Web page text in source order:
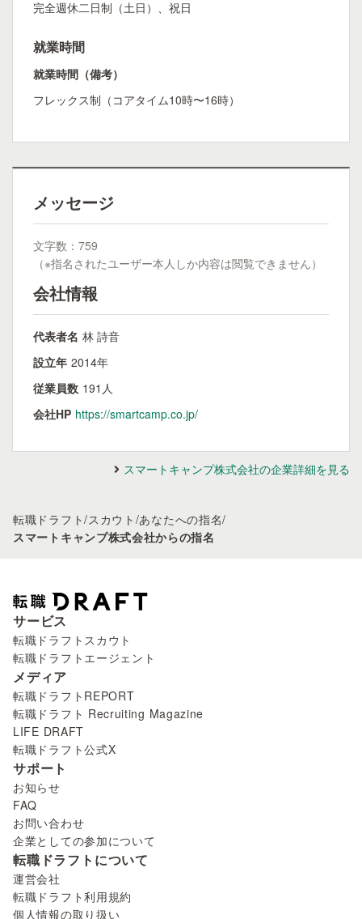
完全週休二日制（土日）、祝日
就業時間
就業時間（備考）
フレックス制（コアタイム10時〜16時）
メッセージ
文字数：759
（※指名されたユーザー本人しか内容は閲覧できません）
会社情報
代表者名 林 詩音
設立年 2014年
従業員数 191人
会社HP https://smartcamp.co.jp/
スマートキャンプ株式会社の企業詳細を見る
転職ドラフト/スカウト /あなたへの指名/
スマートキャンプ株式会社からの指名
サービス
転職ドラフトスカウト
転職ドラフトエージェント
メディア
転職ドラフトREPORT
転職ドラフト Recruiting Magazine
LIFE DRAFT
転職ドラフト公式X
サポート
お知らせ
FAQ
お問い合わせ
企業としての参加について
転職ドラフトについて
運営会社
転職ドラフト利用規約
個人情報の取り扱い